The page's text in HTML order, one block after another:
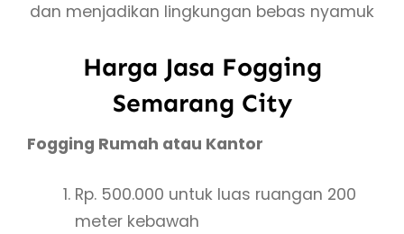
dan menjadikan lingkungan bebas nyamuk
Harga Jasa Fogging
Semarang City
Fogging Rumah atau Kantor
Rp. 500.000 untuk luas ruangan 200
meter kebawah